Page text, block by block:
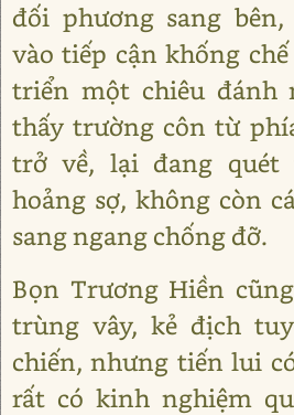
đối phương sang
vào tiếp cận khống
triển một chiêu đánh
thấy trường côn từ
trở về, lại đang
hoảng sợ, không còn
sang ngang chống đỡ.
Bọn Trương Hiền
trùng vây, kẻ địch
chiến, nhưng tiến lui
rất có kinh nghiệm